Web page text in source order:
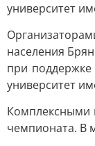
университет
населения
при поддержке
университет
Комплексными
чемпионата. В